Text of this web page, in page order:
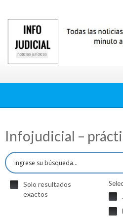
contenido
Infojudicial –
Solo resultados
exactos